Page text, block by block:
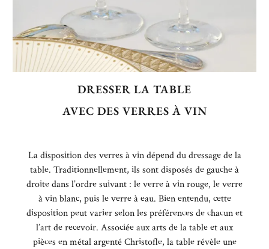
DRESSER LA TABLE
AVEC DES VERRES À VIN
La disposition des verres à vin dépend du dressage de la
table. Traditionnellement, ils sont disposés de gauche à
droite dans l’ordre suivant : le verre à vin rouge, le verre
à vin blanc, puis le verre à eau. Bien entendu, cette
disposition peut varier selon les préférences de chacun et
l’art de recevoir. Associée aux arts de la table et aux
pièces en métal argenté Christofle, la table révèle une